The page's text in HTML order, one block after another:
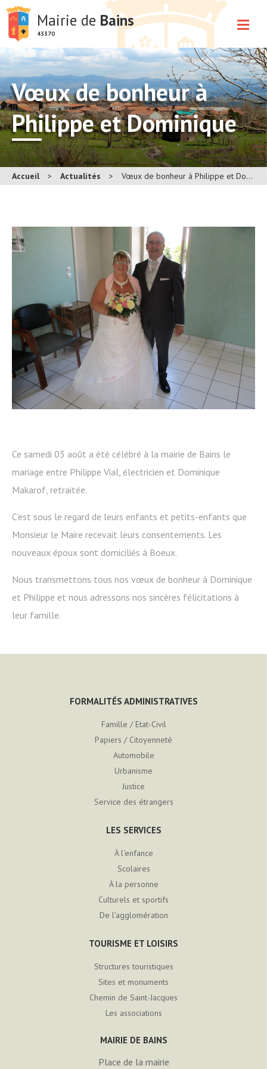
Mairie de Bains
43370
Vœux de bonheur à
Philippe et Dominique
Accueil > Actualités > Vœux de bonheur à Philippe et Dominique
Ce samedi 03 août a été célébré à la mairie de Bains le
mariage entre Philippe Vial, électricien et Dominique
Makarof, retraitée.
C’est sous le regard de leurs enfants et petits-enfants que
Monsieur le Maire recevait leurs consentements. Les
nouveaux époux sont domiciliés à Boeux.
Nous transmettons tous nos vœux de bonheur à Dominique
et Philippe et nous adressons nos sincères félicitations à
leur famille.
FORMALITÉS ADMINISTRATIVES
Famille / Etat-Civil
Papiers / Citoyenneté
Automobile
Urbanisme
Justice
Service des étrangers
LES SERVICES
À l’enfance
Scolaires
À la personne
Culturels et sportifs
De l’agglomération
TOURISME ET LOISIRS
Structures touristiques
Sites et monuments
Chemin de Saint-Jacques
Les associations
MAIRIE DE BAINS
Place de la mairie